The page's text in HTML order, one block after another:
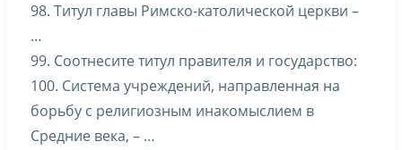
98. Титул главы Римско-католической церкви –
…
99. Соотнесите титул правителя и государство:
100. Система учреждений, направленная на
борьбу с религиозным инакомыслием в
Средние века, – …